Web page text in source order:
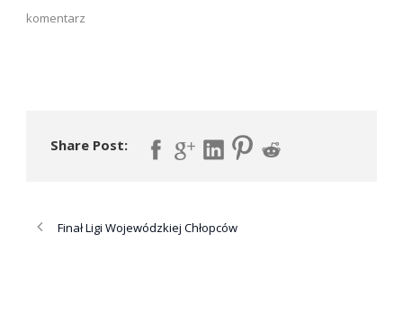
komentarz
Share Post:
Finał Ligi Wojewódzkiej Chłopców